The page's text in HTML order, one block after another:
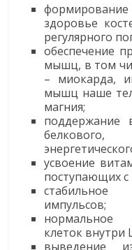
формирование
здоровье
регулярного
обеспечение
мышц, в том
– миокарда,
мышц наше
магния;
поддержание
усвоение
поступающих
импульсов;
нормальное
клеток внутри
выведение